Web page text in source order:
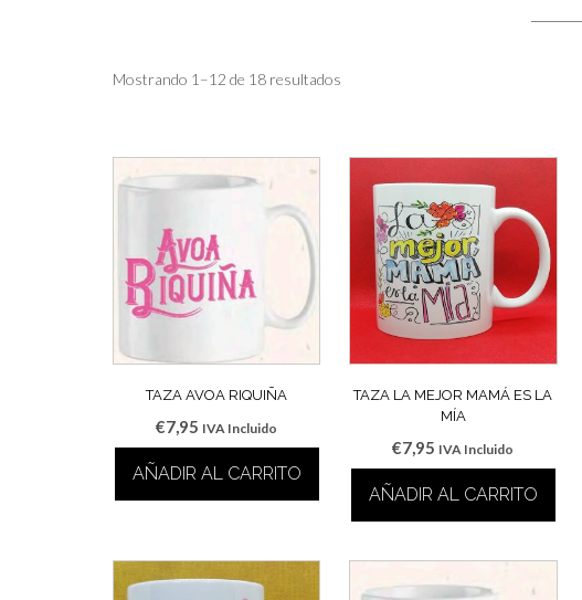
Mostrando 1–12 de 18 resultados
TAZA AVOA RIQUIÑA
€7,95 IVA Incluido
AÑADIR AL CARRITO
TAZA LA MEJOR MAMÁ ES LA
MÍA
€7,95 IVA Incluido
AÑADIR AL CARRITO